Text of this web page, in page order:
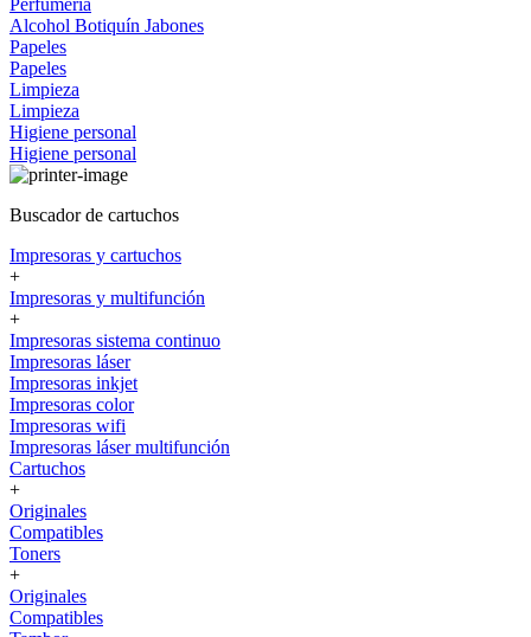
Perfumería
Alcohol Botiquín Jabones
Papeles
Papeles
Limpieza
Limpieza
Higiene personal
Higiene personal
Buscador de cartuchos
Impresoras y cartuchos
+
Impresoras y multifunción
+
Impresoras sistema continuo
Impresoras láser
Impresoras inkjet
Impresoras color
Impresoras wifi
Impresoras láser multifunción
Cartuchos
+
Originales
Compatibles
Toners
+
Originales
Compatibles